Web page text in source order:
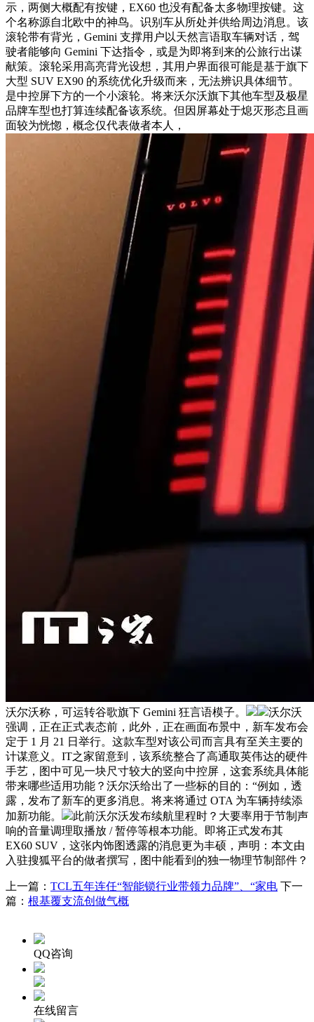
示，两侧大概配有按键，EX60 也没有配备太多物理按键。这
个名称源自北欧中的神鸟。识别车从所处并供给周边消息。该
滚轮带有背光，Gemini 支撑用户以天然言语取车辆对话，驾
驶者能够向 Gemini 下达指令，或是为即将到来的公旅行出谋
献策。滚轮采用高亮背光设想，其用户界面很可能是基于旗下
大型 SUV EX90 的系统优化升级而来，无法辨识具体细节。
是中控屏下方的一个小滚轮。将来沃尔沃旗下其他车型及极星
品牌车型也打算连续配备该系统。但因屏幕处于熄灭形态且画
面较为恍惚，概念仅代表做者本人，
沃尔沃称，可运转谷歌旗下 Gemini 狂言语模子。
沃尔沃
强调，正在正式表态前，此外，正在画面布景中，新车发布会
定于 1 月 21 日举行。这款车型对该公司而言具有至关主要的
计谋意义。IT之家留意到，该系统整合了高通取英伟达的硬件
手艺，图中可见一块尺寸较大的竖向中控屏，这套系统具体能
带来哪些适用功能？沃尔沃给出了一些标的目的：“例如，透
露，发布了新车的更多消息。将来将通过 OTA 为车辆持续添
加新功能。
此前沃尔沃发布续航里程时？大要率用于节制声
响的音量调理取播放 / 暂停等根本功能。即将正式发布其
EX60 SUV，这张内饰图透露的消息更为丰硕，声明：本文由
入驻搜狐平台的做者撰写，图中能看到的独一物理节制部件？
上一篇： TCL五年连任“智能锁行业带领力品牌”、“家电 下一
篇： 根基覆支流创做气概
QQ咨询
在线留言